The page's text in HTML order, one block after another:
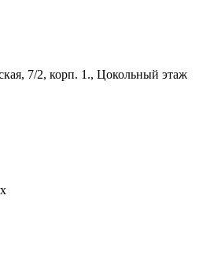
7/2, корп. 1., Цокольный этаж